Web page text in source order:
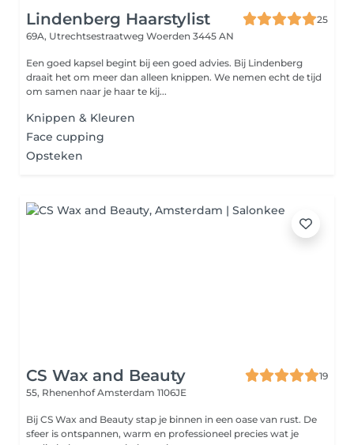
Lindenberg Haarstylist
25
69A, Utrechtsestraatweg Woerden 3445 AN
Een goed kapsel begint bij een goed advies. Bij Lindenberg
draait het om meer dan alleen knippen. We nemen echt de tijd
om samen naar je haar te kij...
Knippen & Kleuren
Face cupping
Opsteken
CS Wax and Beauty
19
55, RhenenhofAmsterdam 1106JE
Bij CS Wax and Beauty stap je binnen in een oase van rust. De
sfeer is ontspannen, warm en professioneel precies wat je